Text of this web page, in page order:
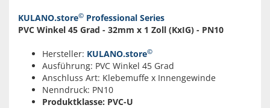
KULANO.store© Professional Series
PVC Winkel 45 Grad - 32mm x 1 Zoll (KxIG) - PN10
Hersteller: KULANO.store©
Ausführung: PVC Winkel 45 Grad
Anschluss Art: Klebemuffe x Innengewinde
Nenndruck: PN10
Produktklasse: PVC-U